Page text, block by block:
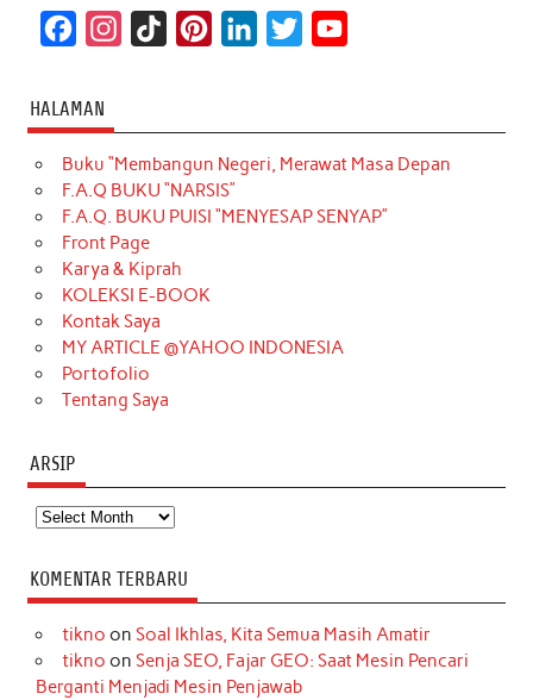
c
e
b
o
o
k
t
a
g
r
a
m
T
o
k
t
e
r
k
e
d
t
t
e
T
u
b
HALAMAN
Buku “Membangun Negeri, Merawat Masa Depan
F.A.Q BUKU “NARSIS”
F.A.Q. BUKU PUISI “MENYESAP SENYAP”
Front Page
Karya & Kiprah
KOLEKSI E-BOOK
Kontak Saya
MY ARTICLE @YAHOO INDONESIA
Portofolio
Tentang Saya
ARSIP
Arsip
KOMENTAR TERBARU
tikno on Soal Ikhlas, Kita Semua Masih Amatir
tikno on Senja SEO, Fajar GEO: Saat Mesin Pencari
Berganti Menjadi Mesin Penjawab